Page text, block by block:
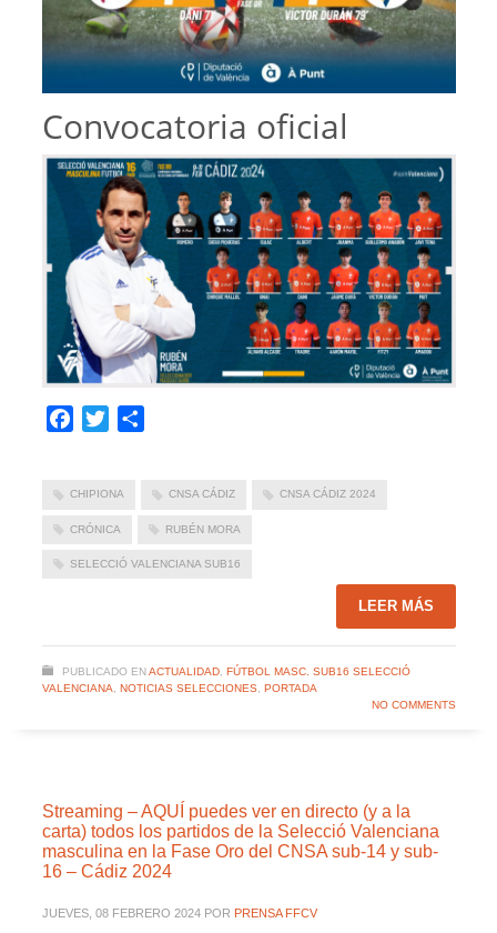
Convocatoria oficial
Facebook
Twitter
CHIPIONA CNSA CÁDIZ CNSA CÁDIZ 2024
CRÓNICA RUBÉN MORA
SELECCIÓ VALENCIANA SUB16
LEER MÁS
PUBLICADO EN ACTUALIDAD, FÚTBOL MASC. SUB16 SELECCIÓ
VALENCIANA, NOTICIAS SELECCIONES, PORTADA
NO COMMENTS
Streaming – AQUÍ puedes ver en directo (y a la
carta) todos los partidos de la Selecció Valenciana
masculina en la Fase Oro del CNSA sub-14 y sub-
16 – Cádiz 2024
JUEVES, 08 FEBRERO 2024 POR PRENSA FFCV